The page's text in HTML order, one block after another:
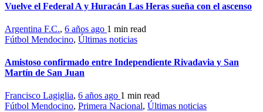
Vuelve el Federal A y Huracán Las Heras sueña con el ascenso
Argentina F.C., 6 años ago 1 min read
Fútbol Mendocino, Últimas noticias
Amistoso confirmado entre Independiente Rivadavia y San
Martín de San Juan
Francisco Lagiglia, 6 años ago 1 min read
Fútbol Mendocino, Primera Nacional, Últimas noticias